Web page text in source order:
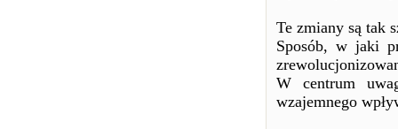
Te zmiany są tak
Sposób, w jaki
W centrum
wzajemnego